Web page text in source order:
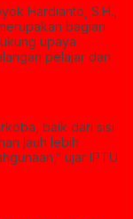
Hardianto, S.H.,
bagian
upaya
pelajar dan
baik dari sisi
jauh lebih
ujar IPTU